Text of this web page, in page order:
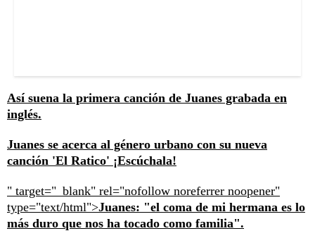
Así suena la primera canción de Juanes grabada en
inglés.
Juanes se acerca al género urbano con su nueva
canción 'El Ratico' ¡Escúchala!
" target="_blank" rel="nofollow noreferrer noopener"
type="text/html">Juanes: "el coma de mi hermana es lo
más duro que nos ha tocado como familia".